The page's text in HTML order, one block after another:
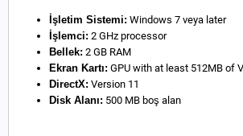
İşletim Sistemi: Windows 7 veya later
İşlemci: 2 GHz processor
Bellek: 2 GB RAM
Ekran Kartı: GPU with at least 512MB of
DirectX: Version 11
Disk Alanı: 500 MB boş alan